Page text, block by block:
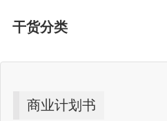
干货分类
商业计划书